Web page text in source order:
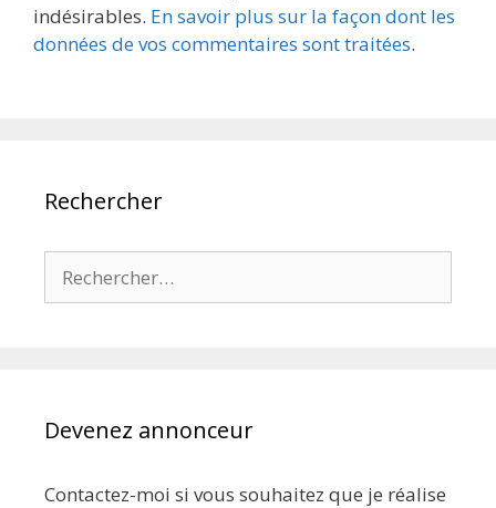
indésirables. En savoir plus sur la façon dont les
données de vos commentaires sont traitées.
Rechercher
Devenez annonceur
Contactez-moi si vous souhaitez que je réalise